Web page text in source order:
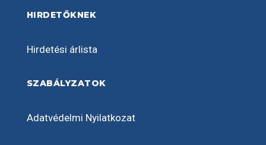
HIRDETŐKNEK
Hirdetési árlista
SZABÁLYZATOK
Adatvédelmi Nyilatkozat